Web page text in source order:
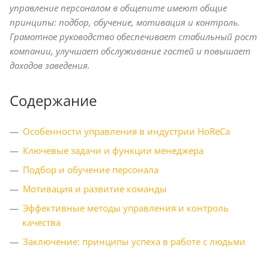
управление персоналом в общепите имеют общие
принципы: подбор, обучение, мотивация и контроль.
Грамотное руководство обеспечивает стабильный рост
компании, улучшает обслуживание гостей и повышает
доходов заведения.
Содержание
Особенности управления в индустрии HoReCa
Ключевые задачи и функции менеджера
Подбор и обучение персонала
Мотивация и развитие команды
Эффективные методы управления и контроль
качества
Заключение: принципы успеха в работе с людьми